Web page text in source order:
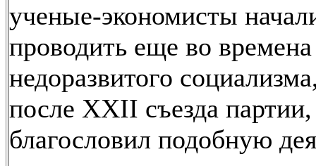
ученые-экономисты
проводить еще во времена
недоразвитого
после XXII съезда
благословил подобную